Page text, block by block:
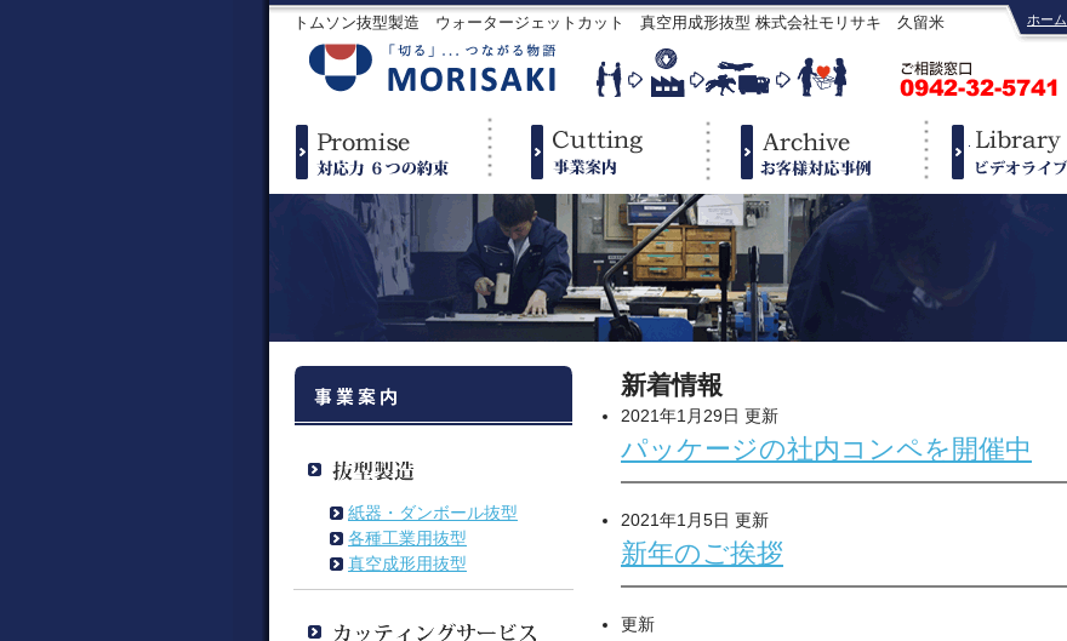
トムソン抜型製造 ウォータージェットカット 真空用成形抜型 株式会社モリサキ 久留米 ホーム
紙器・ダンボール抜型
各種工業用抜型
真空成形用抜型
新着情報
2021年1月29日 更新
パッケージの社内コンペを開催中
2021年1月5日 更新
新年のご挨拶
更新